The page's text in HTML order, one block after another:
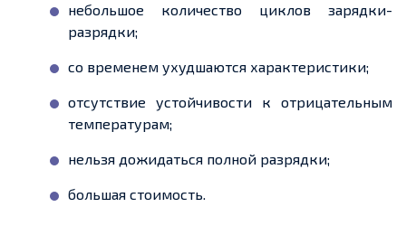
небольшое количество циклов зарядки-
разрядки;
со временем ухудшаются характеристики;
отсутствие устойчивости к отрицательным
температурам;
нельзя дожидаться полной разрядки;
большая стоимость.